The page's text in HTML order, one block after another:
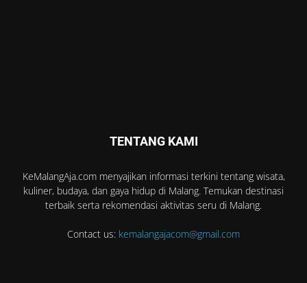
TENTANG KAMI
KeMalangAja.com menyajikan informasi terkini tentang wisata,
kuliner, budaya, dan gaya hidup di Malang. Temukan destinasi
terbaik serta rekomendasi aktivitas seru di Malang.
Contact us: kemalangajacom@gmail.com